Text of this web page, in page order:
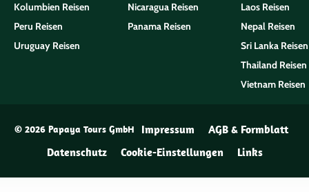
Kolumbien Reisen
Peru Reisen
Uruguay Reisen
Nicaragua Reisen
Panama Reisen
Laos Reisen
Nepal Reisen
Sri Lanka Reisen
Thailand Reisen
Vietnam Reisen
© 2026 Papaya Tours GmbH Impressum
AGB & Formblatt
Datenschutz
Cookie-Einstellungen Links